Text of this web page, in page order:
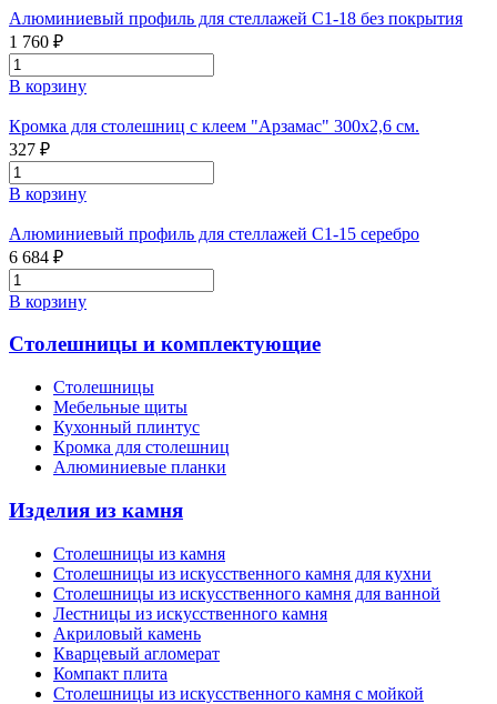
Алюминиевый профиль для стеллажей С1-18 без покрытия
1 760 ₽
В корзину
Кромка для столешниц с клеем "Арзамас" 300х2,6 см.
327 ₽
В корзину
Алюминиевый профиль для стеллажей С1-15 серебро
6 684 ₽
В корзину
Столешницы и комплектующие
Столешницы
Мебельные щиты
Кухонный плинтус
Кромка для столешниц
Алюминиевые планки
Изделия из камня
Столешницы из камня
Cтолешницы из искусственного камня для кухни
Cтолешницы из искусственного камня для ванной
Лестницы из искусственного камня
Акриловый камень
Кварцевый агломерат
Компакт плита
Столешницы из искусственного камня с мойкой